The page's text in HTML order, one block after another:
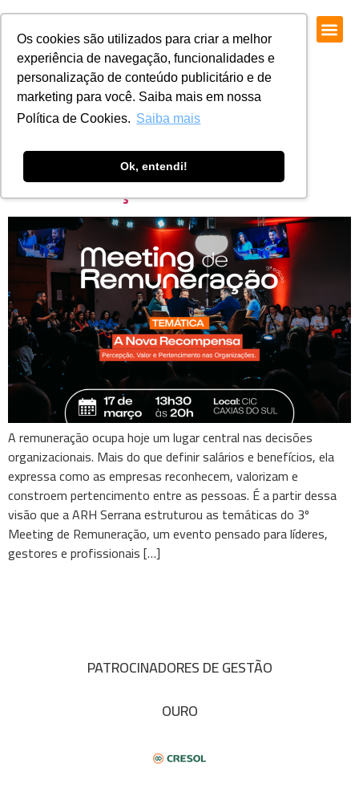
Os cookies são utilizados para criar a melhor
experiência de navegação, funcionalidades e
personalização de conteúdo publicitário e de
marketing para você. Saiba mais em nossa
Política de Cookies. Saiba mais
Ok, entendi!
Temáticas do 3º Meeting de
Remuneração ARH Serrana
A remuneração ocupa hoje um lugar central nas decisões
organizacionais. Mais do que definir salários e benefícios, ela
expressa como as empresas reconhecem, valorizam e
constroem pertencimento entre as pessoas. É a partir dessa
visão que a ARH Serrana estruturou as temáticas do 3º
Meeting de Remuneração, um evento pensado para líderes,
gestores e profissionais […]
PATROCINADORES DE GESTÃO
OURO